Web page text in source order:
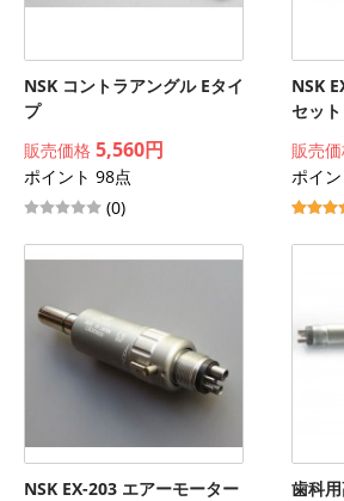
NSK コントラアングル Eタイ
プ
販売価格 5,560円
ポイント 98点
(0)
NSK
セット
販売
ポイ
NSK EX-203 エアーモーター 歯科